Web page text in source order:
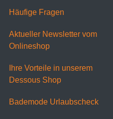
Häufige Fragen
Aktueller Newsletter vom
Onlineshop
Ihre Vorteile in unserem
Dessous Shop
Bademode Urlaubscheck